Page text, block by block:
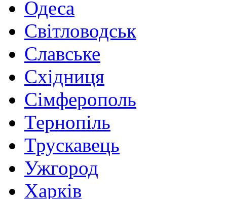
Одеса
Світловодськ
Славське
Східниця
Сімферополь
Тернопіль
Трускавець
Ужгород
Харків